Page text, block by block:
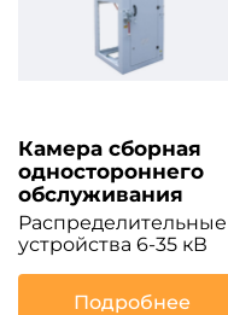
Камера сборная
одностороннего
обслуживания
Распределительные
устройства 6-35 кВ
Подробнее